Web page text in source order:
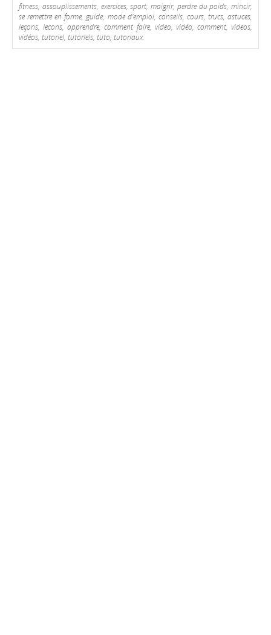
fitness, assouplissements, exercices, sport, maigrir, perdre du poids, mincir,
se remettre en forme, guide, mode d'emploi, conseils, cours, trucs, astuces,
leçons, lecons, apprendre, comment faire, video, vidéo, comment, videos,
vidéos, tutoriel, tutoriels, tuto, tutoriaux.